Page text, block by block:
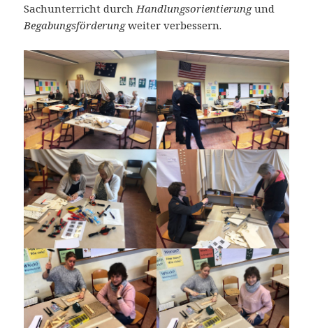
Sachunterricht durch Handlungsorientierungund
Begabungsförderungweiter verbessern.